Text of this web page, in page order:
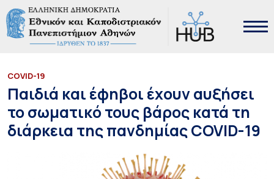
COVID-19
Παιδιά και έφηβοι έχουν αυξήσει
το σωματικό τους βάρος κατά τη
διάρκεια της πανδημίας COVID-19